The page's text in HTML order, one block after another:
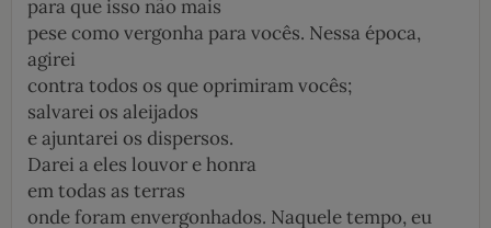
para que isso não mais
pese como ­vergonha para vocês. Nessa época,
agirei
contra todos os que oprimiram vocês;
salvarei os aleijados
e ajuntarei os dispersos.
Darei a eles louvor e honra
em todas as terras
onde foram envergonhados. Naquele tempo, eu